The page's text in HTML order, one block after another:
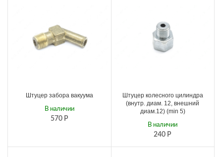
Штуцер забора вакуума
570 Р
В наличии
Штуцер колесного цилиндра
(внутр. диам. 12, внешний
диам.12) (min 5)
240 Р
В наличии